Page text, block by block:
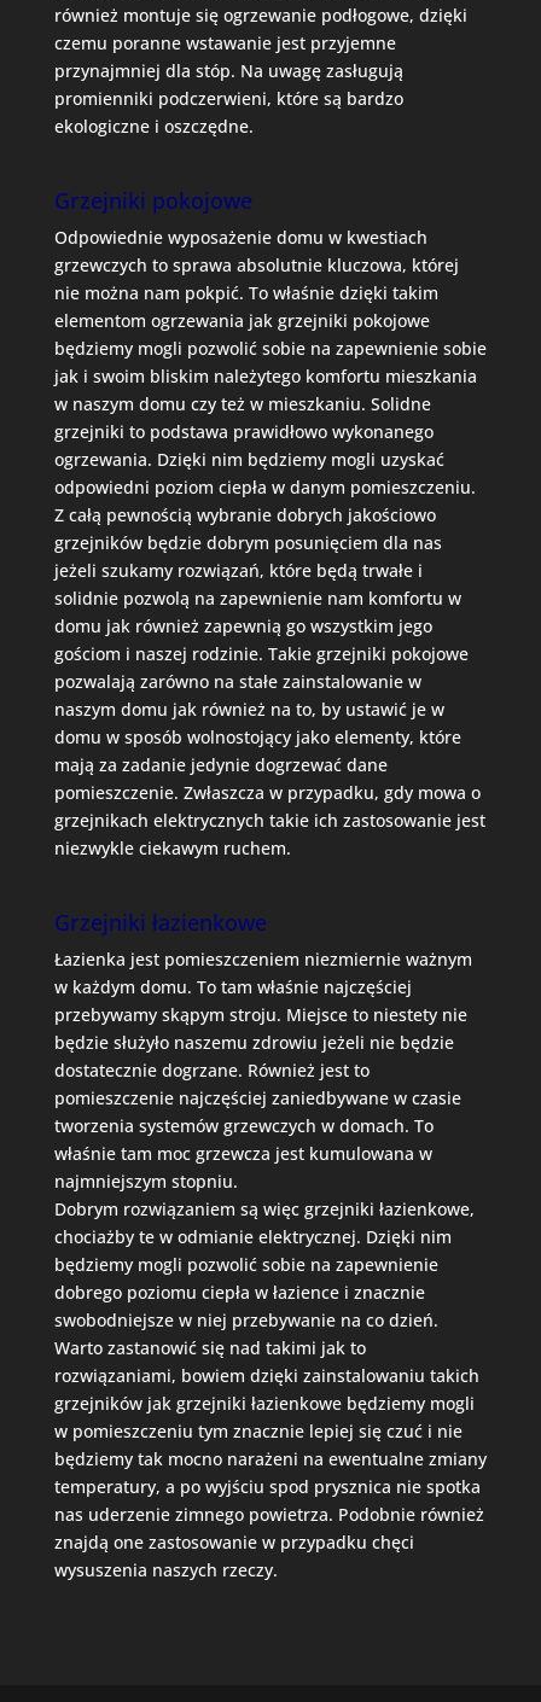
również montuje się ogrzewanie podłogowe, dzięki
czemu poranne wstawanie jest przyjemne
przynajmniej dla stóp. Na uwagę zasługują
promienniki podczerwieni, które są bardzo
ekologiczne i oszczędne.
Grzejniki pokojowe
Odpowiednie wyposażenie domu w kwestiach
grzewczych to sprawa absolutnie kluczowa, której
nie można nam pokpić. To właśnie dzięki takim
elementom ogrzewania jak grzejniki pokojowe
będziemy mogli pozwolić sobie na zapewnienie sobie
jak i swoim bliskim należytego komfortu mieszkania
w naszym domu czy też w mieszkaniu. Solidne
grzejniki to podstawa prawidłowo wykonanego
ogrzewania. Dzięki nim będziemy mogli uzyskać
odpowiedni poziom ciepła w danym pomieszczeniu.
Z całą pewnością wybranie dobrych jakościowo
grzejników będzie dobrym posunięciem dla nas
jeżeli szukamy rozwiązań, które będą trwałe i
solidnie pozwolą na zapewnienie nam komfortu w
domu jak również zapewnią go wszystkim jego
gościom i naszej rodzinie. Takie grzejniki pokojowe
pozwalają zarówno na stałe zainstalowanie w
naszym domu jak również na to, by ustawić je w
domu w sposób wolnostojący jako elementy, które
mają za zadanie jedynie dogrzewać dane
pomieszczenie. Zwłaszcza w przypadku, gdy mowa o
grzejnikach elektrycznych takie ich zastosowanie jest
niezwykle ciekawym ruchem.
Grzejniki łazienkowe
Łazienka jest pomieszczeniem niezmiernie ważnym
w każdym domu. To tam właśnie najczęściej
przebywamy skąpym stroju. Miejsce to niestety nie
będzie służyło naszemu zdrowiu jeżeli nie będzie
dostatecznie dogrzane. Również jest to
pomieszczenie najczęściej zaniedbywane w czasie
tworzenia systemów grzewczych w domach. To
właśnie tam moc grzewcza jest kumulowana w
najmniejszym stopniu.
Dobrym rozwiązaniem są więc grzejniki łazienkowe,
chociażby te w odmianie elektrycznej. Dzięki nim
będziemy mogli pozwolić sobie na zapewnienie
dobrego poziomu ciepła w łazience i znacznie
swobodniejsze w niej przebywanie na co dzień.
Warto zastanowić się nad takimi jak to
rozwiązaniami, bowiem dzięki zainstalowaniu takich
grzejników jak grzejniki łazienkowe będziemy mogli
w pomieszczeniu tym znacznie lepiej się czuć i nie
będziemy tak mocno narażeni na ewentualne zmiany
temperatury, a po wyjściu spod prysznica nie spotka
nas uderzenie zimnego powietrza. Podobnie również
znajdą one zastosowanie w przypadku chęci
wysuszenia naszych rzeczy.